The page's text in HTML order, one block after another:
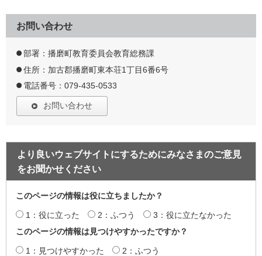
お問い合わせ
部署：播磨町教育委員会教育総務課
住所：加古郡播磨町東本荘1丁目6番6号
電話番号：079-435-0533
お問い合わせ
より良いウェブサイトにするためにみなさまのご意見
をお聞かせください
このページの情報は役に立ちましたか？
1：役に立った 2：ふつう
3：役に立たなかった
このページの情報は見つけやすかったですか？
1：見つけやすかった
2：ふつう